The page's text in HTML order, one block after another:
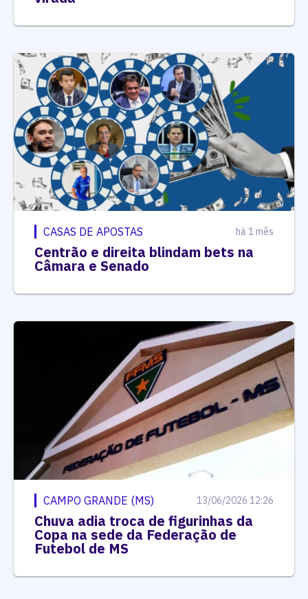
CASAS DE APOSTAS há 1 mês
Centrão e direita blindam bets na
Câmara e Senado
CAMPO GRANDE (MS) 13/06/2026 12:26
Chuva adia troca de figurinhas da
Copa na sede da Federação de
Futebol de MS